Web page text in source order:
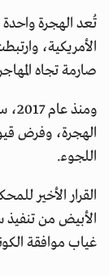
تُعد الهجرة واحدة
الأمريكية،
صارمة تجاه
الهجرة، وفرض
اللجوء.
القرار الأخير
الأبيض من
غياب موافقة